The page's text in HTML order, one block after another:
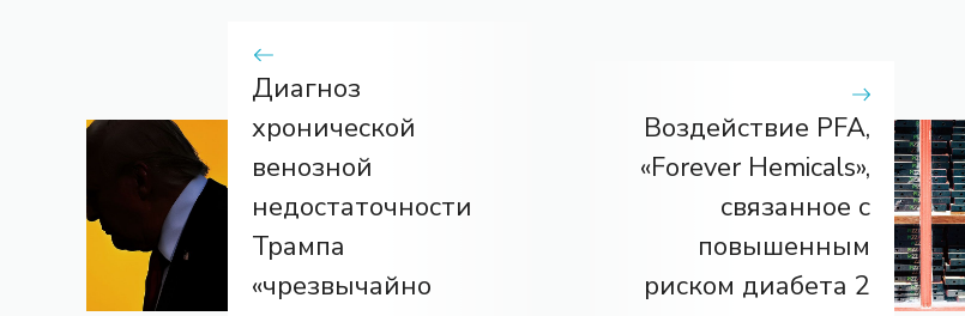
Диагноз
хронической
венозной
недостаточности
Трампа
«чрезвычайно
Воздействие PFA,
«Forever Hemicals»,
связанное с
повышенным
риском диабета 2